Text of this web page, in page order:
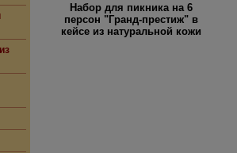
Набор для пикника на 6
персон "Гранд-престиж" в
кейсе из натуральной кожи